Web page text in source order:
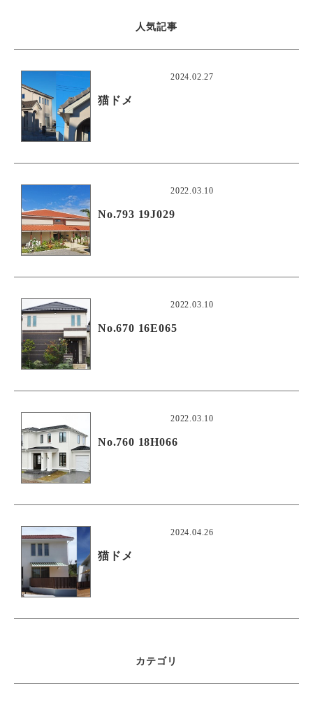
人気記事
2024.02.27
猫ドメ
2022.03.10
No.793 19J029
2022.03.10
No.670 16E065
2022.03.10
No.760 18H066
2024.04.26
猫ドメ
カテゴリ